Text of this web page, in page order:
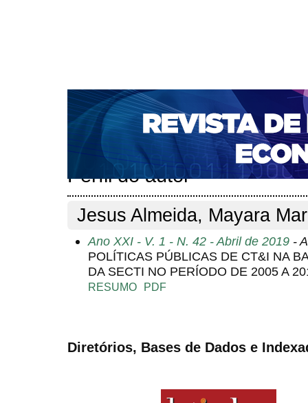
CAPA SOBRE ACESSO CADASTRO
NOTÍCIAS
PORTAL DE REVISTAS DA UNIFACS
BASES DE DADOS E INDEXADORES
Capa Pesquisa >Perfil do autor
Perfil do autor
Jesus Almeida, Mayara
Ano XXI - V. 1 - N. 42 - Abril de 2019 -
POLÍTICAS PÚBLICAS DE CT&I NA
DA SECTI NO PERÍODO DE 2005 A
RESUMO PDF
Diretórios, Bases de Dados e